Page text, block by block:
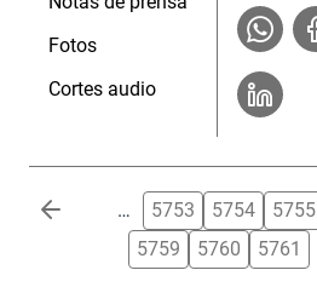
Fotos
Cortes audio
Paginación … 5753 5754 5755
5759
5760 5761